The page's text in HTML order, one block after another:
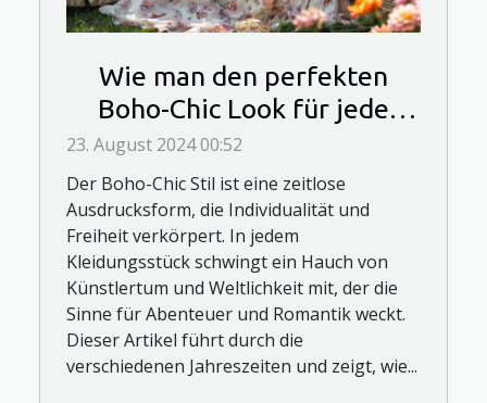
Wie man den perfekten
Boho-Chic Look für jede
Jahreszeit kreiert
23. August 2024 00:52
Der Boho-Chic Stil ist eine zeitlose
Ausdrucksform, die Individualität und
Freiheit verkörpert. In jedem
Kleidungsstück schwingt ein Hauch von
Künstlertum und Weltlichkeit mit, der die
Sinne für Abenteuer und Romantik weckt.
Dieser Artikel führt durch die
verschiedenen Jahreszeiten und zeigt, wie...